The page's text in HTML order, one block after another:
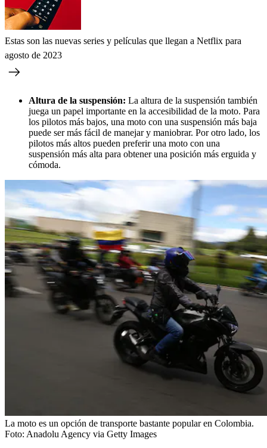
Estas son las nuevas series y películas que llegan a Netflix para
agosto de 2023
Altura de la suspensión: La altura de la suspensión también
juega un papel importante en la accesibilidad de la moto. Para
los pilotos más bajos, una moto con una suspensión más baja
puede ser más fácil de manejar y maniobrar. Por otro lado, los
pilotos más altos pueden preferir una moto con una
suspensión más alta para obtener una posición más erguida y
cómoda.
La moto es un opción de transporte bastante popular en Colombia.
Foto: Anadolu Agency via Getty Images